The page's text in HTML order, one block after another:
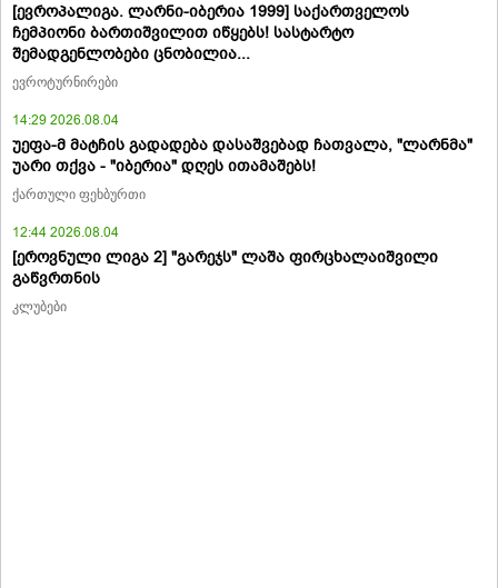
[ევროპალიგა. ლარნი-იბერია 1999] საქართველოს
ჩემპიონი ბართიშვილით იწყებს! სასტარტო
შემადგენლობები ცნობილია...
ევროტურნირები
14:29 2026.08.04
უეფა-მ მატჩის გადადება დასაშვებად ჩათვალა, "ლარნმა"
უარი თქვა - "იბერია" დღეს ითამაშებს!
ქართული ფეხბურთი
12:44 2026.08.04
[ეროვნული ლიგა 2] "გარეჯს" ლაშა ფირცხალაიშვილი
გაწვრთნის
კლუბები